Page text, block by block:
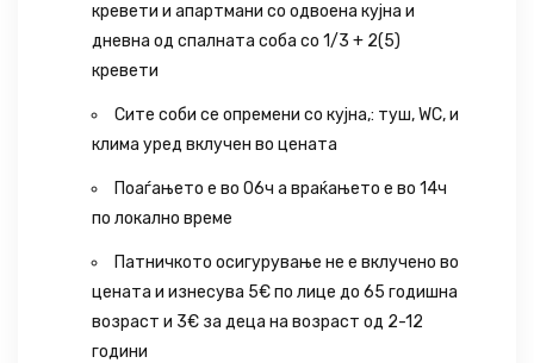
кревети и апартмани со одвоена кујна и
дневна од спалната соба со 1/3 + 2(5)
кревети
Сите соби се опремени со кујна,: туш, WC, и
клима уред вклучен во цената
Поаѓањето е во 06ч а враќањето е во 14ч
по локално врeме
Патничкото осигурување не е вклучено во
цената и изнесува 5€ по лице до 65 годишна
возраст и 3€ зa деца на возраст од 2-12
години